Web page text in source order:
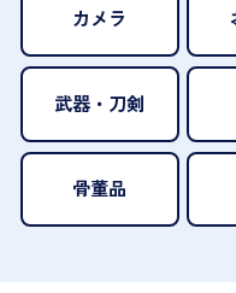
カメラ
武器・刀剣
骨董品